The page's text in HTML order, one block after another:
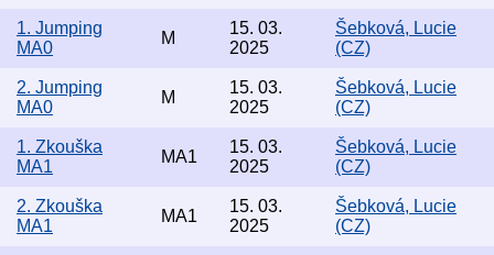
1. Jumping
MA0
M
15. 03.
2025
Šebková, Lucie
(CZ)
2. Jumping
MA0
M
15. 03.
2025
Šebková, Lucie
(CZ)
1. Zkouška
MA1
MA1
15. 03.
2025
Šebková, Lucie
(CZ)
2. Zkouška
MA1
MA1
15. 03.
2025
Šebková, Lucie
(CZ)